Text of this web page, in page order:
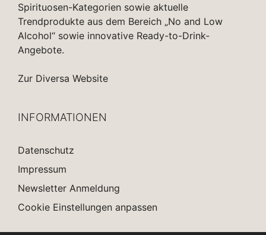
Spirituosen-Kategorien sowie aktuelle
Trendprodukte aus dem Bereich „No and Low
Alcohol“ sowie innovative Ready-to-Drink-
Angebote.
Zur Diversa Website
INFORMATIONEN
Datenschutz
Impressum
Newsletter Anmeldung
Cookie Einstellungen anpassen